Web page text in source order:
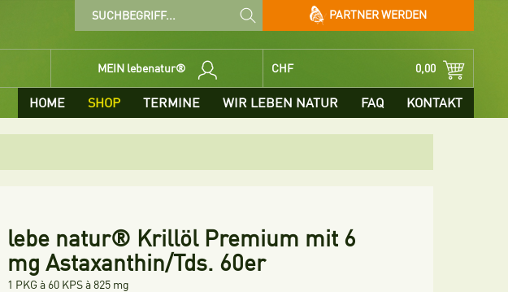
PARTNER WERDEN
MEIN lebenatur® CHF 0,00
HOME SHOP TERMINE WIR LEBEN NATUR FAQ KONTAKT
lebe natur® Krillöl Premium mit 6
mg Astaxanthin/Tds. 60er
1 PKG à 60 KPS à 825 mg